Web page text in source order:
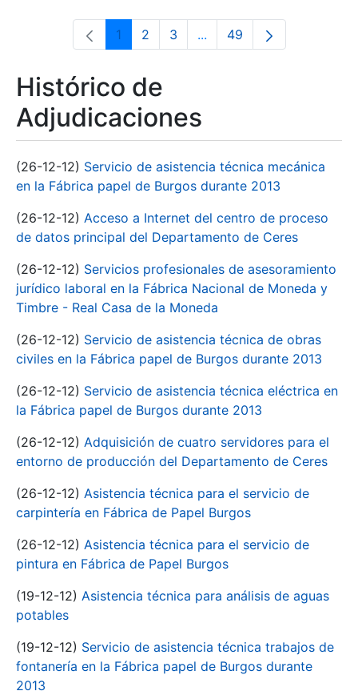
Página
1 Página
2 Página
3 ...Páginas intermedias Use
Página
49
Histórico de
Adjudicaciones
(26-12-12) Servicio de asistencia técnica mecánica
en la Fábrica papel de Burgos durante 2013
(26-12-12) Acceso a Internet del centro de proceso
de datos principal del Departamento de Ceres
(26-12-12) Servicios profesionales de asesoramiento
jurídico laboral en la Fábrica Nacional de Moneda y
Timbre - Real Casa de la Moneda
(26-12-12) Servicio de asistencia técnica de obras
civiles en la Fábrica papel de Burgos durante 2013
(26-12-12) Servicio de asistencia técnica eléctrica en
la Fábrica papel de Burgos durante 2013
(26-12-12) Adquisición de cuatro servidores para el
entorno de producción del Departamento de Ceres
(26-12-12) Asistencia técnica para el servicio de
carpintería en Fábrica de Papel Burgos
(26-12-12) Asistencia técnica para el servicio de
pintura en Fábrica de Papel Burgos
(19-12-12) Asistencia técnica para análisis de aguas
potables
(19-12-12) Servicio de asistencia técnica trabajos de
fontanería en la Fábrica papel de Burgos durante
2013